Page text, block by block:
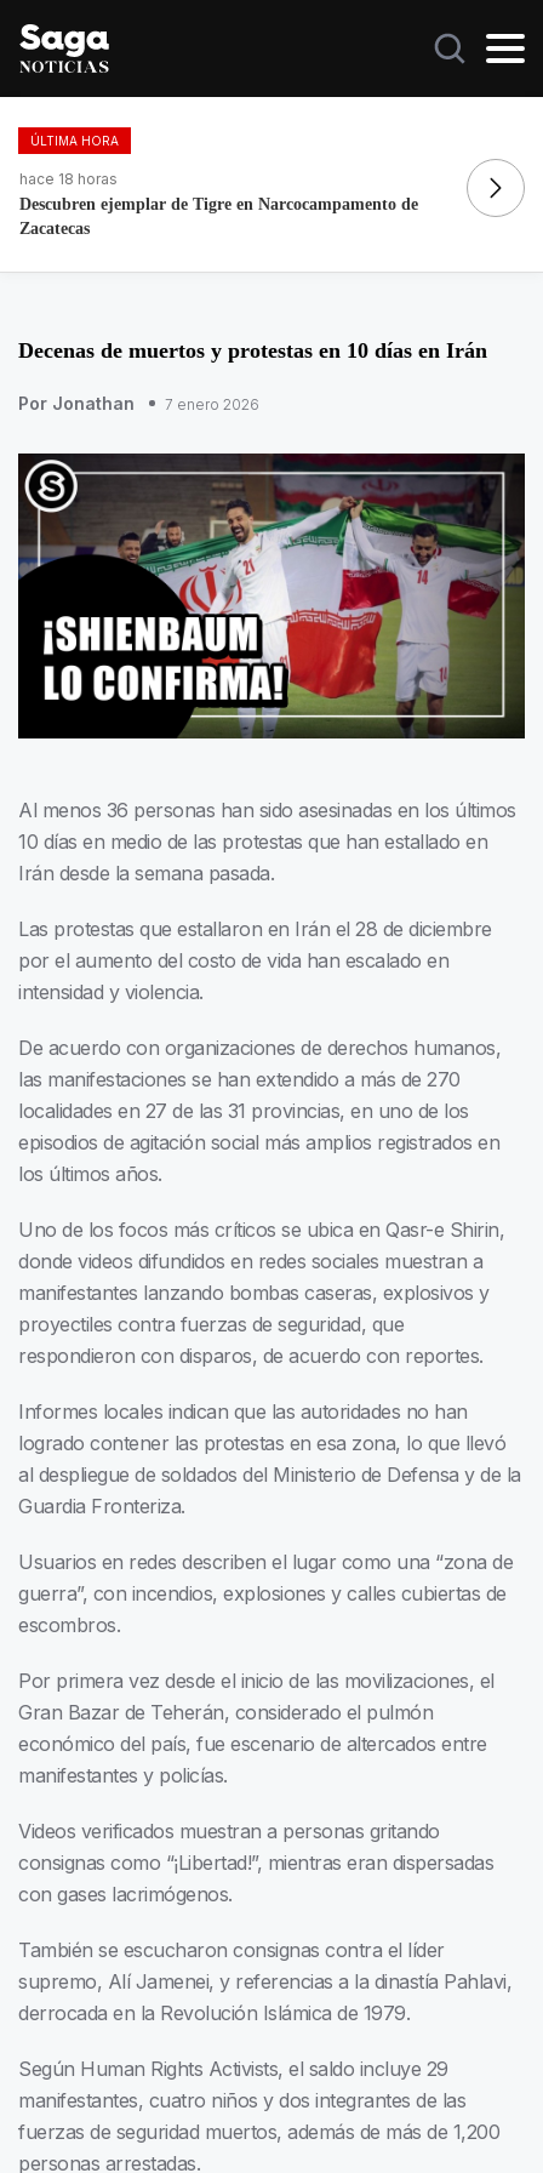
ÚLTIMA HORA
hace 21 horas
Galilea Montijo celebra estar entre Los 50 más bellos
Decenas de muertos y protestas en 10 días en Irán
Por Jonathan 7 enero 2026
Al menos 36 personas han sido asesinadas en los últimos
10 días en medio de las protestas que han estallado en
Irán desde la semana pasada.
Las protestas que estallaron en Irán el 28 de diciembre
por el aumento del costo de vida han escalado en
intensidad y violencia.
De acuerdo con organizaciones de derechos humanos,
las manifestaciones se han extendido a más de 270
localidades en 27 de las 31 provincias, en uno de los
episodios de agitación social más amplios registrados en
los últimos años.
Uno de los focos más críticos se ubica en Qasr-e Shirin,
donde videos difundidos en redes sociales muestran a
manifestantes lanzando bombas caseras, explosivos y
proyectiles contra fuerzas de seguridad, que
respondieron con disparos, de acuerdo con reportes.
Informes locales indican que las autoridades no han
logrado contener las protestas en esa zona, lo que llevó
al despliegue de soldados del Ministerio de Defensa y de la
Guardia Fronteriza.
Usuarios en redes describen el lugar como una “zona de
guerra”, con incendios, explosiones y calles cubiertas de
escombros.
Por primera vez desde el inicio de las movilizaciones, el
Gran Bazar de Teherán, considerado el pulmón
económico del país, fue escenario de altercados entre
manifestantes y policías.
Videos verificados muestran a personas gritando
consignas como “¡Libertad!”, mientras eran dispersadas
con gases lacrimógenos.
También se escucharon consignas contra el líder
supremo, Alí Jamenei, y referencias a la dinastía Pahlavi,
derrocada en la Revolución Islámica de 1979.
Según Human Rights Activists, el saldo incluye 29
manifestantes, cuatro niños y dos integrantes de las
fuerzas de seguridad muertos, además de más de 1,200
personas arrestadas.